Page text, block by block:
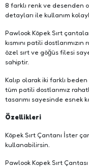
8 farklı renk ve desenden
detayları ile kullanım
Pawlook Köpek Sırt
kısmını patili
özel sırt ve göğüs filesi
sahiptir.
Kalıp olarak iki farklı beden
tüm patili dostlarımız
tasarımı sayesinde esnek
Özellikleri
Köpek Sırt Çantanı İster
kullanabilirsin.
Pawlook Kopek Sırt